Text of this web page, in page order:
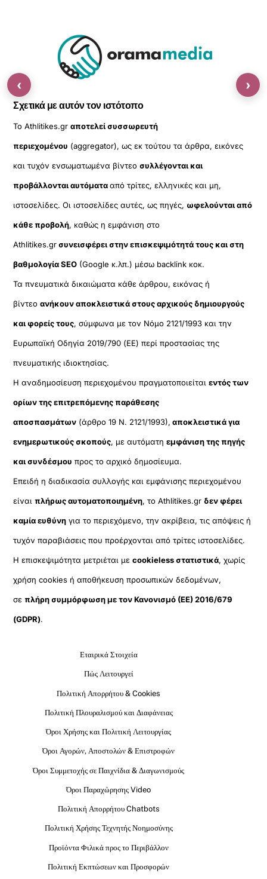
Σχετικά με αυτόν τον ιστότοπο
Το Athlitikes.grαποτελεί συσσωρευτή
περιεχομένου (aggregator), ως εκ τούτου τα άρθρα, εικόνες
και τυχόν ενσωματωμένα βίντεοσυλλέγονται και
προβάλλονται αυτόματααπό τρίτες, ελληνικές και μη,
ιστοσελίδες. Οι ιστοσελίδες αυτές, ως πηγές, ωφελούνται από
κάθε προβολή, καθώς η εμφάνιση στο
Athlitikes.grσυνεισφέρει στην επισκεψιμότητά τους και στη
βαθμολογία SEO (Google κ.λπ.) μέσω backlink κοκ.
Τα πνευματικά δικαιώματα κάθε άρθρου, εικόνας ή
βίντεοανήκουν αποκλειστικά στους αρχικούς δημιουργούς
και φορείς τους, σύμφωνα με τον Νόμο 2121/1993 και την
Ευρωπαϊκή Οδηγία 2019/790 (ΕΕ) περί προστασίας της
πνευματικής ιδιοκτησίας.
Η αναδημοσίευση περιεχομένου πραγματοποιείταιεντός των
ορίων της επιτρεπόμενης παράθεσης
αποσπασμάτων (άρθρο 19 Ν. 2121/1993), αποκλειστικά για
ενημερωτικούς σκοπούς, με αυτόματηεμφάνιση της πηγής
και συνδέσμου προς το αρχικό δημοσίευμα.
Επειδή η διαδικασία συλλογής και εμφάνισης περιεχομένου
είναιπλήρως αυτοματοποιημένη, το Athlitikes.gr δεν φέρει
καμία ευθύνη για το περιεχόμενο, την ακρίβεια, τις απόψεις ή
τυχόν παραβιάσεις που προέρχονται από τρίτες ιστοσελίδες.
Η επισκεψιμότητα μετριέται μεcookieless στατιστικά, χωρίς
χρήση cookies ή αποθήκευση προσωπικών δεδομένων,
σεπλήρη συμμόρφωση με τον Κανονισμό (ΕΕ) 2016/679
(GDPR).
Εταιρικά Στοιχεία
Πώς Λειτουργεί
Πολιτική Απορρήτου & Cookies
Πολιτική Πλουραλισμού και Διαφάνειας
Όροι Χρήσης και Πολιτική Λειτουργίας
Όροι Αγορών, Αποστολών & Επιστροφών
Όροι Συμμετοχής σε Παιχνίδια & Διαγωνισμούς
Όροι Παραχώρησης Video
Πολιτική Απορρήτου Chatbots
Πολιτική Χρήσης Τεχνητής Νοημοσύνης
Προϊόντα Φιλικά προς το Περιβάλλον
Πολιτική Εκπτώσεων και Προσφορών
‹ ›